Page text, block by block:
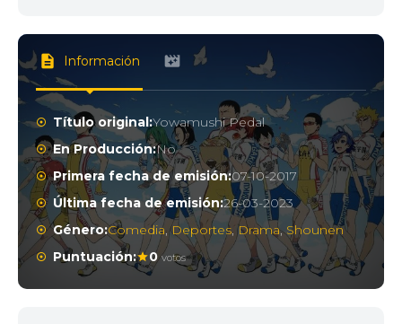
Información
Título original:Yowamushi Pedal
En Producción:No
Primera fecha de emisión:07-10-2017
Última fecha de emisión:26-03-2023
Género:Comedia,Deportes,Drama,Shounen
Puntuación:
0 votos